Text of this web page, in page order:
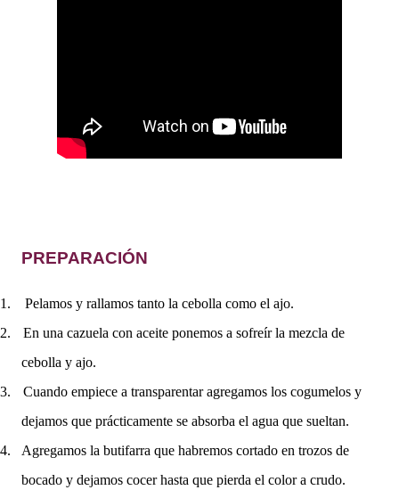
PREPARACIÓN
1.
Pelamos y rallamos tanto la cebolla como el ajo.
2.
En una cazuela con aceite ponemos a sofreír la mezcla de
cebolla y ajo.
3.
Cuando empiece a transparentar agregamos los cogumelos y
dejamos que prácticamente se absorba el agua que sueltan.
4.
Agregamos la butifarra que habremos cortado en trozos de
bocado y dejamos cocer hasta que pierda el color a crudo.